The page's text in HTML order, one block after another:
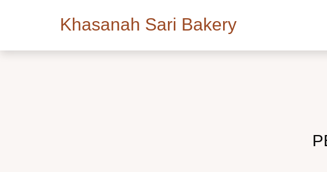
Khasanah Sari Bakery